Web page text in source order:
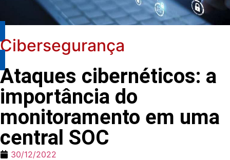
Cibersegurança
Ataques cibernéticos: a
importância do
monitoramento em uma
central SOC
30/12/2022